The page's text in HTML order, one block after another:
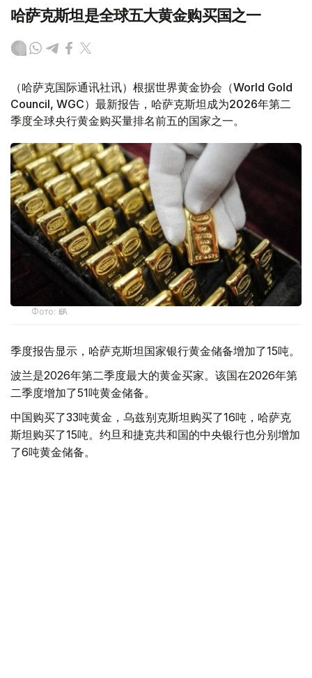
哈萨克斯坦是全球五大黄金购买国之一
（哈萨克国际通讯社讯）根据世界黄金协会（World Gold
Council, WGC）最新报告，哈萨克斯坦成为2026年第二
季度全球央行黄金购买量排名前五的国家之一。
Фото: ӨзА
季度报告显示，哈萨克斯坦国家银行黄金储备增加了15吨。
波兰是2026年第二季度最大的黄金买家。该国在2026年第
二季度增加了51吨黄金储备。
中国购买了33吨黄金，乌兹别克斯坦购买了16吨，哈萨克
斯坦购买了15吨。约旦和捷克共和国的中央银行也分别增加
了6吨黄金储备。